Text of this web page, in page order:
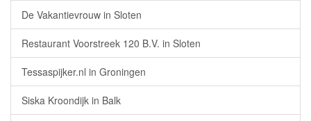
De Vakantievrouw in Sloten
Restaurant Voorstreek 120 B.V. in Sloten
Tessaspijker.nl in Groningen
Siska Kroondijk in Balk